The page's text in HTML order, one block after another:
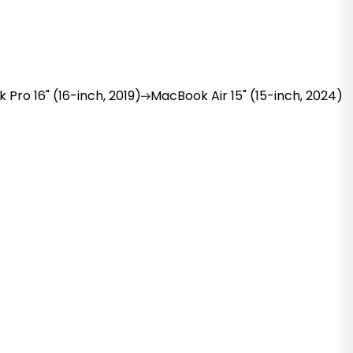
Pro 16" (16-inch, 2019) MacBookAir 15" (15-inch, 2024)